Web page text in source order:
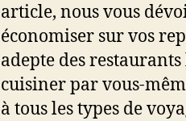
article, nous vous
économiser sur vos
adepte des
cuisiner par vous-
à tous les types de